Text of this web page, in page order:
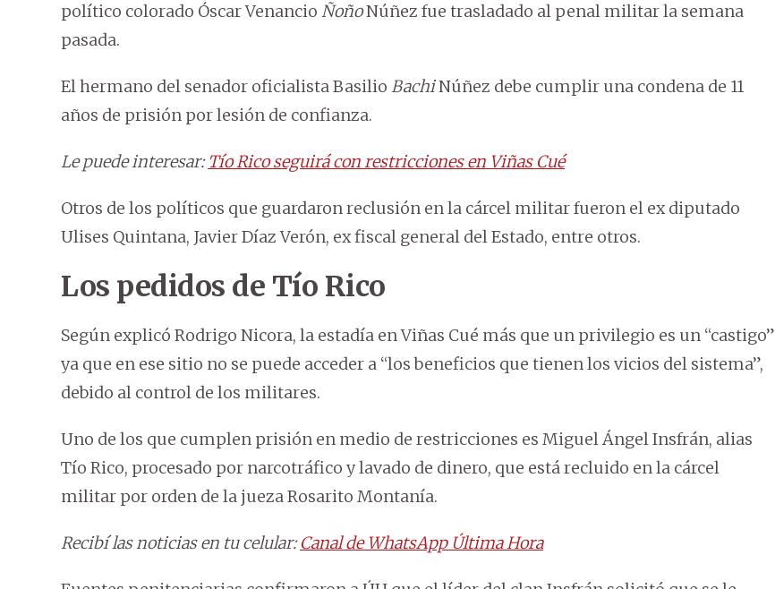
político colorado Óscar Venancio ÑoñoNúñez fue trasladado al penal militar la semana
pasada.
El hermano del senador oficialista Basilio BachiNúñez debe cumplir una condena de 11
años de prisión por lesión de confianza.
Le puede interesar:Tío Rico seguirá con restricciones en Viñas Cué
Otros de los políticos que guardaron reclusión en la cárcel militar fueron el ex diputado
Ulises Quintana, Javier Díaz Verón, ex fiscal general del Estado, entre otros.
Los pedidos de Tío Rico
Según explicó Rodrigo Nicora, la estadía en Viñas Cué más que un privilegio es un “castigo”
ya que en ese sitio no se puede acceder a “los beneficios que tienen los vicios del sistema”,
debido al control de los militares.
Uno de los que cumplen prisión en medio de restricciones es Miguel Ángel Insfrán, alias
Tío Rico, procesado por narcotráfico y lavado de dinero, que está recluido en la cárcel
militar por orden de la jueza Rosarito Montanía.
Recibí las noticias en tu celular:Canal de WhatsApp Última Hora